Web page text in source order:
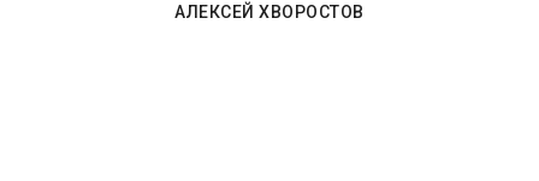
АЛЕКСЕЙ ХВОРОСТОВ